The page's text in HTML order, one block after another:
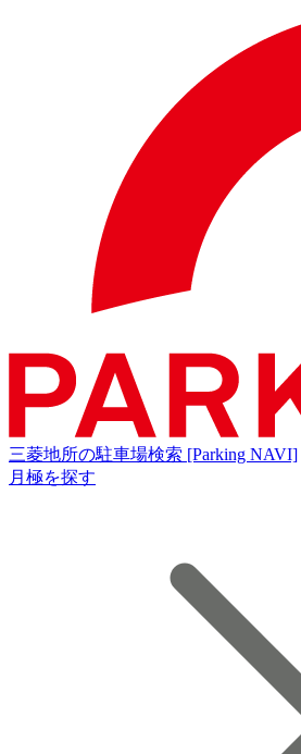
三菱地所の駐車場検索 [Parking NAVI]
月極を探す